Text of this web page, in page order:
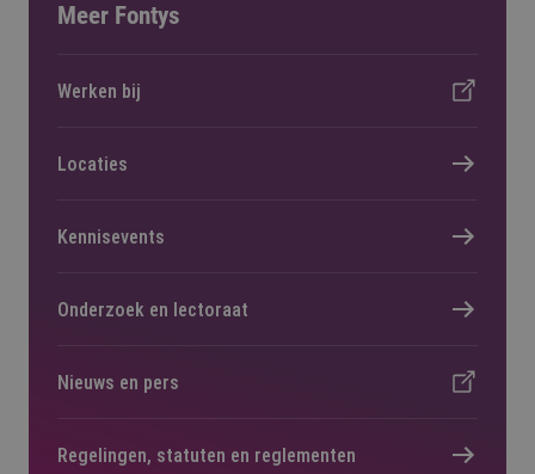
Meer Fontys
Werken bij
Locaties
Kennisevents
Onderzoek en lectoraat
Nieuws en pers
Regelingen, statuten en reglementen